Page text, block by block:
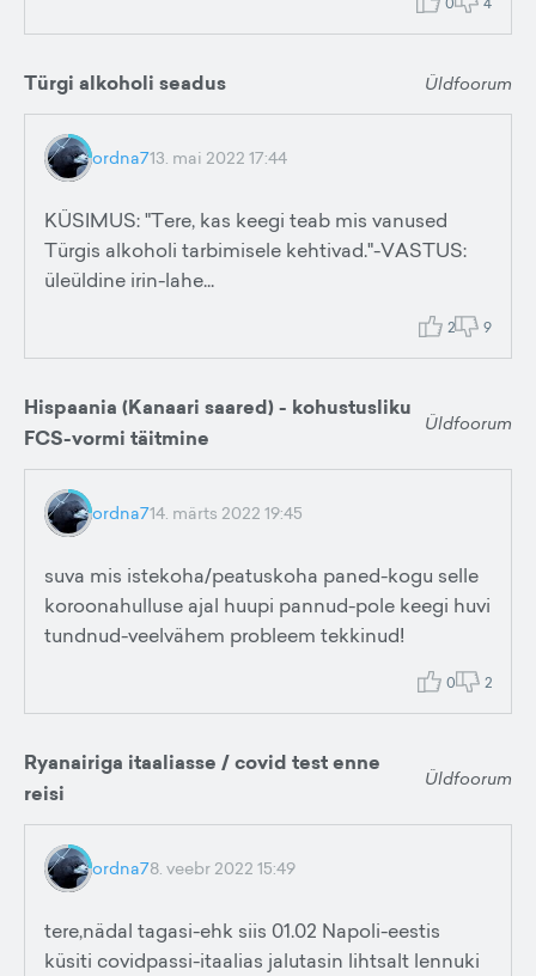
Türgi alkoholi seadus Üldfoorum
ordna713. mai 2022 17:44
KÜSIMUS: "Tere, kas keegi teab mis vanused
Türgis alkoholi tarbimisele kehtivad."-VASTUS:
üleüldine irin-lahe...
2 9
Hispaania (Kanaari saared) - kohustusliku
FCS-vormi täitmine
Üldfoorum
ordna714. märts 2022 19:45
suva mis istekoha/peatuskoha paned-kogu selle
koroonahulluse ajal huupi pannud-pole keegi huvi
tundnud-veelvähem probleem tekkinud!
0 2
Ryanairiga itaaliasse / covid test enne
reisi
Üldfoorum
ordna78. veebr 2022 15:49
tere,nädal tagasi-ehk siis 01.02 Napoli-eestis
küsiti covidpassi-itaalias jalutasin lihtsalt lennuki